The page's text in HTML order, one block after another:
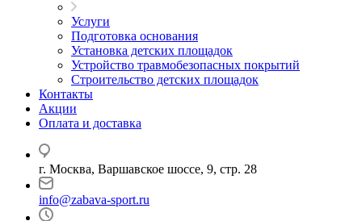
Услуги
Подготовка основания
Установка детских площадок
Устройство травмобезопасных покрытий
Строительство детских площадок
Контакты
Акции
Оплата и доставка
г. Москва, Варшавское шоссе, 9, стр. 28
info@zabava-sport.ru